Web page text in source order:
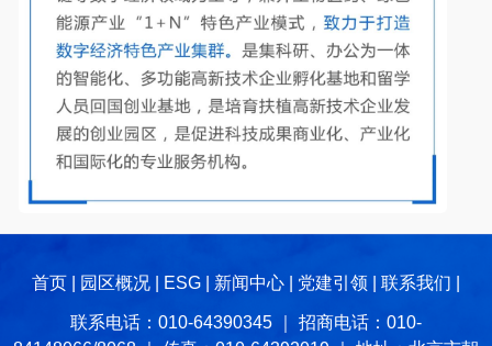
首页 园区概况 ESG 新闻中心 党建引领 联系我们
联系电话：010-64390345 ｜ 招商电话：010-